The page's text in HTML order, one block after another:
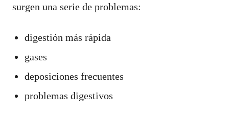
surgen una serie de problemas:
digestión más rápida
gases
deposiciones frecuentes
problemas digestivos